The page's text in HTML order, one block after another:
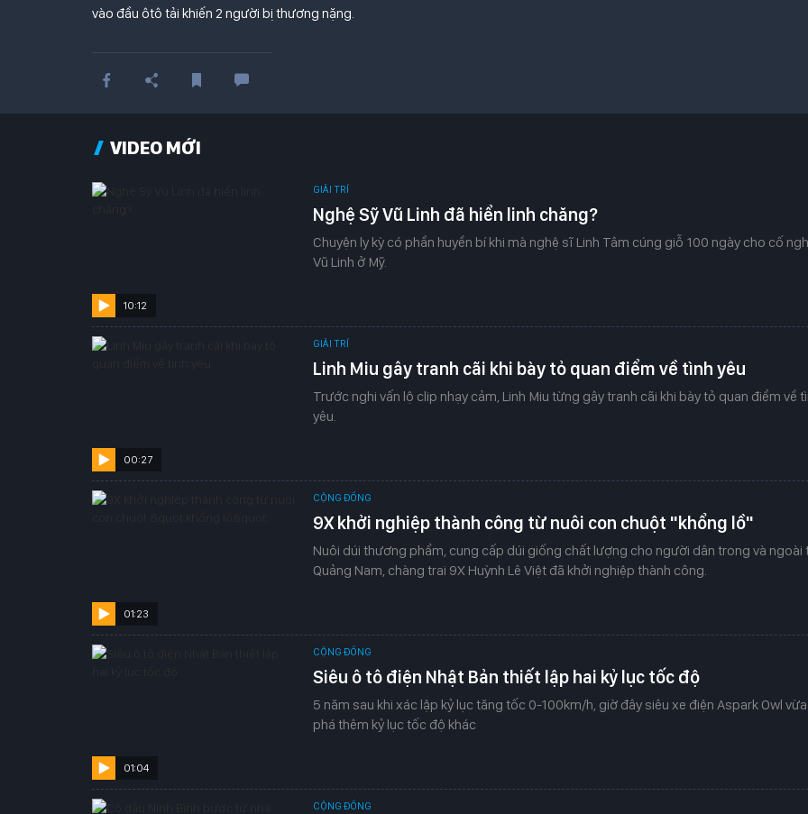
vào đầu ôtô tải khiến 2 người bị thương nặng.
VIDEO MỚI
10:12
GIẢI TRÍ
Nghệ Sỹ Vũ Linh đã hiển linh chăng?
Chuyện ly kỳ có phần huyền bí khi mà nghệ sĩ Linh Tâm cúng giỗ 100 ngày cho cố
Vũ Linh ở Mỹ.
00:27
GIẢI TRÍ
Linh Miu gây tranh cãi khi bày tỏ quan điểm về tình yêu
Trước nghi vấn lộ clip nhạy cảm, Linh Miu từng gây tranh cãi khi bày tỏ quan điểm về
yêu.
01:23
CỘNG ĐỒNG
9X khởi nghiệp thành công từ nuôi con chuột "khổng lồ"
Nuôi dúi thương phẩm, cung cấp dúi giống chất lượng cho người dân trong và ngoài
Quảng Nam, chàng trai 9X Huỳnh Lê Việt đã khởi nghiệp thành công.
01:04
CỘNG ĐỒNG
Siêu ô tô điện Nhật Bản thiết lập hai kỷ lục tốc độ
5 năm sau khi xác lập kỷ lục tăng tốc 0-100km/h, giờ đây siêu xe điện Aspark Owl vừa
phá thêm kỷ lục tốc độ khác
CỘNG ĐỒNG